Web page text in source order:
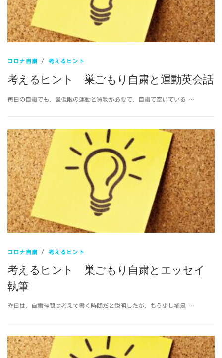
コロナ自粛 / 考えるヒント
考えるヒント 巣ごもり自粛と運動英会話
毎日の自粛でも、最低限の運動と買物が必要で、自粛で空いている …
コロナ自粛 / 考えるヒント
考えるヒント 巣ごもり自粛とエッセイ
執筆
昨日は、自粛時間は考えて書く時間だと説明したが、もう少し補足 …